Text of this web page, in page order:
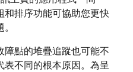
和排序功能可協助您更快
障點的堆疊追蹤也可能不
表不同的根本原因。為呈